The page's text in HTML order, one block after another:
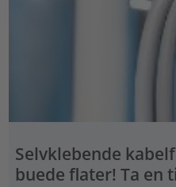
Selvklebende
buede flater! Ta en